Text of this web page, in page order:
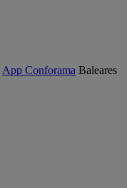
App Conforama Baleares